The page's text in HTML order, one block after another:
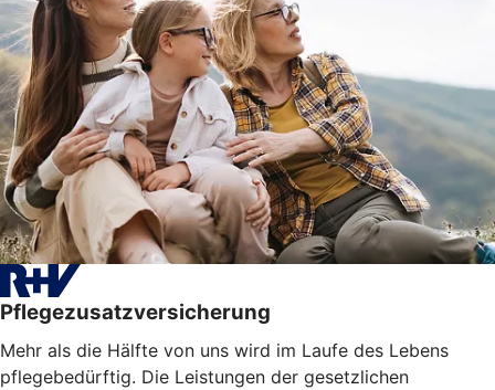
Pflegezusatzversicherung
Mehr als die Hälfte von uns wird im Laufe des Lebens
pflegebedürftig. Die Leistungen der gesetzlichen